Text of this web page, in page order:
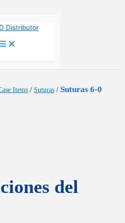
Items / Suturas / Suturas 6-0
del